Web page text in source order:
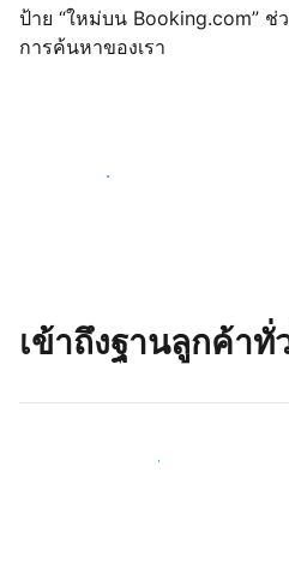
ป้าย “ใหม่บน Booking.com”
การค้นหาของเรา
เริ่มต้นตั้งแต่วันนี้
เข้าถึงฐานลูกค้าทั่
เข้าถึงลูกค้าใหม่ ๆ ตั้งแต่วันนี้